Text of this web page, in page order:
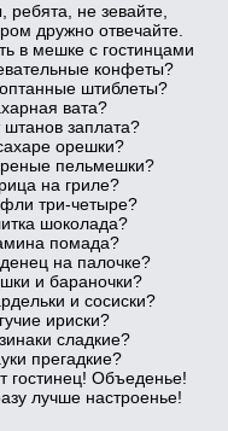
ребята, не зевайте,
дружно отвечайте.
в мешке с гостинцами
конфеты?
штиблеты?
вата?
заплата?
орешки?
пельмешки?
на гриле?
три-четыре?
шоколада?
помада?
на палочке?
и бараночки?
и сосиски?
ириски?
сладкие?
прегадкие?
гостинец! Объеденье!
лучше настроенье!